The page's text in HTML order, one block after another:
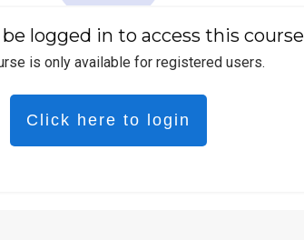
logged in to access this course
is only available for registered users.
Click here to login